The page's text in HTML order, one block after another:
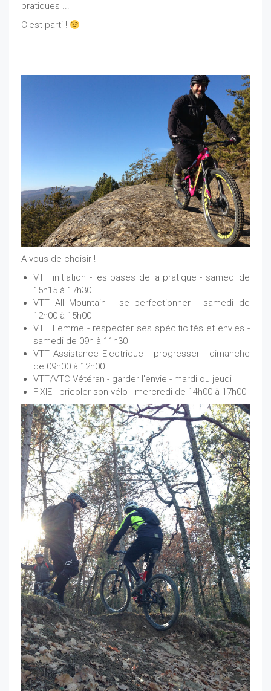
pratiques ...
C'est parti !
A vous de choisir !
VTT initiation - les bases de la pratique - samedi de
15h15 à 17h30
VTT All Mountain - se perfectionner - samedi de
12h00 à 15h00
VTT Femme - respecter ses spécificités et envies -
samedi de 09h à 11h30
VTT Assistance Electrique - progresser - dimanche
de 09h00 à 12h00
VTT/VTC Vétéran - garder l'envie - mardi ou jeudi
FIXIE - bricoler son vélo - mercredi de 14h00 à 17h00